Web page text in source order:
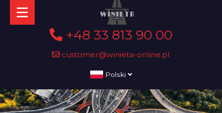
+48 33 813 90 00
customer@winieta-online.pl
Polski